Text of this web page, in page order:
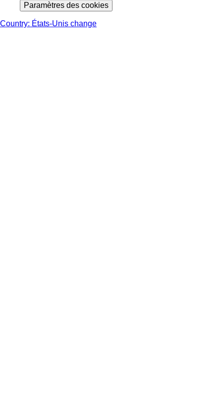
Paramètres des cookies
Country: États-Unis change